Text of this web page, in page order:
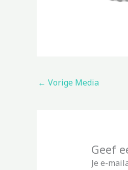
← Vorige Media
Geef
Je e-